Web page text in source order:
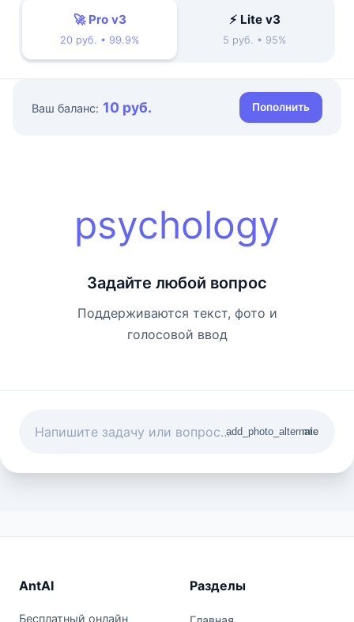
🚀 Pro v3
20 руб. • 99.9%
⚡ Lite v3
5 руб. • 95%
Ваш баланс: 10 руб. Пополнить
psychology
Задайте любой вопрос
Поддерживаются текст, фото и
голосовой ввод
add_photo_alternate
mic
AntAI
Бесплатный онлайн
Разделы